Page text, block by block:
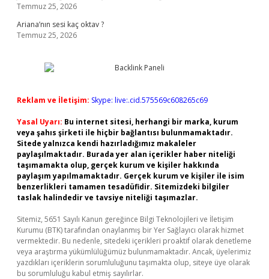
Temmuz 25, 2026
Ariana’nın sesi kaç oktav ?
Temmuz 25, 2026
Reklam ve İletişim: Skype: live:.cid.575569c608265c69
Yasal Uyarı: Bu internet sitesi, herhangi bir marka, kurum
veya şahıs şirketi ile hiçbir bağlantısı bulunmamaktadır.
Sitede yalnızca kendi hazırladığımız makaleler
paylaşılmaktadır. Burada yer alan içerikler haber niteliği
taşımamakta olup, gerçek kurum ve kişiler hakkında
paylaşım yapılmamaktadır. Gerçek kurum ve kişiler ile isim
benzerlikleri tamamen tesadüfidir. Sitemizdeki bilgiler
taslak halindedir ve tavsiye niteliği taşımazlar.
Sitemiz, 5651 Sayılı Kanun gereğince Bilgi Teknolojileri ve İletişim
Kurumu (BTK) tarafından onaylanmış bir Yer Sağlayıcı olarak hizmet
vermektedir. Bu nedenle, sitedeki içerikleri proaktif olarak denetleme
veya araştırma yükümlülüğümüz bulunmamaktadır. Ancak, üyelerimiz
yazdıkları içeriklerin sorumluluğunu taşımakta olup, siteye üye olarak
bu sorumluluğu kabul etmiş sayılırlar.